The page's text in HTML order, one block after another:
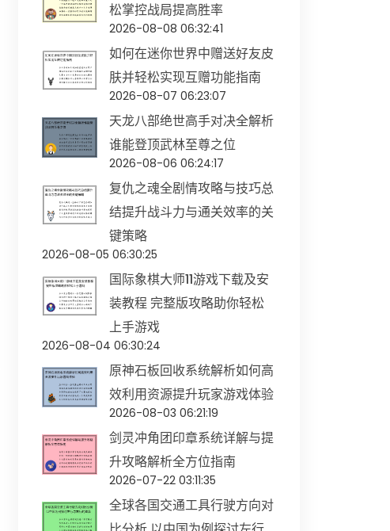
松掌控战局提高胜率
2026-08-08 06:32:41
如何在迷你世界中赠送好友皮
肤并轻松实现互赠功能指南
2026-08-07 06:23:07
天龙八部绝世高手对决全解析
谁能登顶武林至尊之位
2026-08-06 06:24:17
复仇之魂全剧情攻略与技巧总
结提升战斗力与通关效率的关
键策略
2026-08-05 06:30:25
国际象棋大师11游戏下载及安
装教程 完整版攻略助你轻松
上手游戏
2026-08-04 06:30:24
原神石板回收系统解析如何高
效利用资源提升玩家游戏体验
2026-08-03 06:21:19
剑灵冲角团印章系统详解与提
升攻略解析全方位指南
2026-07-22 03:11:35
全球各国交通工具行驶方向对